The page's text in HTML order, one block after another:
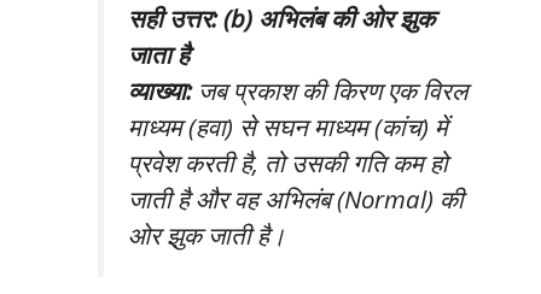
सही उत्तर: (b) अभिलंब की ओर झुक
जाता है
व्याख्या:जब प्रकाश की किरण एक विरल
माध्यम (हवा) से सघन माध्यम (कांच) में
प्रवेश करती है, तो उसकी गति कम हो
जाती है और वह अभिलंब (Normal) की
ओर झुक जाती है।